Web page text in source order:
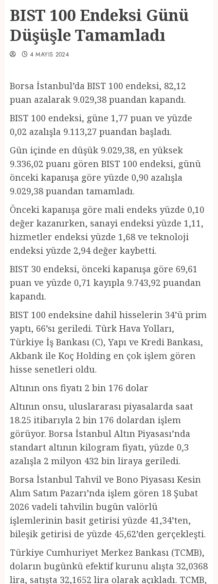
BIST 100 Endeksi Günü
Düşüşle Tamamladı
4 MAYIS 2024
Borsa İstanbul’da BIST 100 endeksi, 82,12
puan azalarak 9.029,38 puandan kapandı.
BIST 100 endeksi, güne 1,77 puan ve yüzde
0,02 azalışla 9.113,27 puandan başladı.
Gün içinde en düşük 9.029,38, en yüksek
9.336,02 puanı gören BIST 100 endeksi, günü
önceki kapanışa göre yüzde 0,90 azalışla
9.029,38 puandan tamamladı.
Önceki kapanışa göre mali endeks yüzde 0,10
değer kazanırken, sanayi endeksi yüzde 1,11,
hizmetler endeksi yüzde 1,68 ve teknoloji
endeksi yüzde 2,94 değer kaybetti.
BIST 30 endeksi, önceki kapanışa göre 69,61
puan ve yüzde 0,71 kayıpla 9.743,92 puandan
kapandı.
BIST 100 endeksine dahil hisselerin 34’ü prim
yaptı, 66’sı geriledi. Türk Hava Yolları,
Türkiye İş Bankası (C), Yapı ve Kredi Bankası,
Akbank ile Koç Holding en çok işlem gören
hisse senetleri oldu.
Altının ons fiyatı 2 bin 176 dolar
Altının onsu, uluslararası piyasalarda saat
18.25 itibarıyla 2 bin 176 dolardan işlem
görüyor. Borsa İstanbul Altın Piyasası’nda
standart altının kilogram fiyatı, yüzde 0,3
azalışla 2 milyon 432 bin liraya geriledi.
Borsa İstanbul Tahvil ve Bono Piyasası Kesin
Alım Satım Pazarı’nda işlem gören 18 Şubat
2026 vadeli tahvilin bugün valörlü
işlemlerinin basit getirisi yüzde 41,34’ten,
bileşik getirisi de yüzde 45,62’den gerçekleşti.
Türkiye Cumhuriyet Merkez Bankası (TCMB),
doların bugünkü efektif kurunu alışta 32,0368
lira, satışta 32,1652 lira olarak açıkladı. TCMB,